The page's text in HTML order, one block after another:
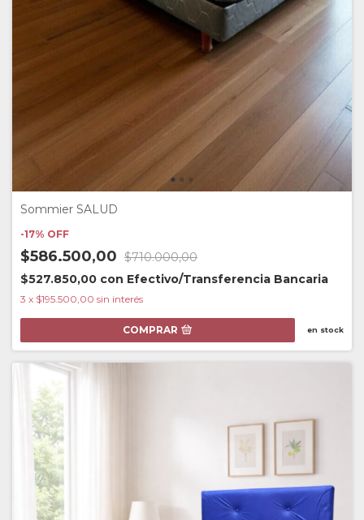
Sommier SALUD
-17% OFF
$586.500,00 $710.000,00
$527.850,00 con Efectivo/Transferencia Bancaria
3 x $195.500,00 sin interés
COMPRAR en stock